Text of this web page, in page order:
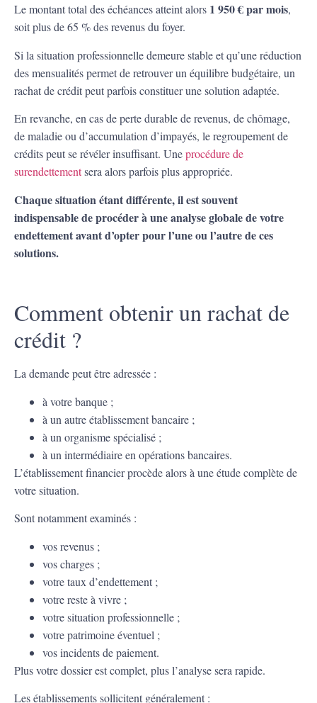
Le montant total des échéances atteint alors 1 950 € par mois,
soit plus de 65 % des revenus du foyer.
Si la situation professionnelle demeure stable et qu’une réduction
des mensualités permet de retrouver un équilibre budgétaire, un
rachat de crédit peut parfois constituer une solution adaptée.
En revanche, en cas de perte durable de revenus, de chômage,
de maladie ou d’accumulation d’impayés, le regroupement de
crédits peut se révéler insuffisant. Uneprocédure de
surendettementsera alors parfois plus appropriée.
Chaque situation étant différente, il est souvent
indispensable de procéder à une analyse globale de votre
endettement avant d’opter pour l’une ou l’autre de ces
solutions.
Comment obtenir un rachat de
crédit ?
La demande peut être adressée :
à votre banque ;
à un autre établissement bancaire ;
à un organisme spécialisé ;
à un intermédiaire en opérations bancaires.
L’établissement financier procède alors à une étude complète de
votre situation.
Sont notamment examinés :
vos revenus ;
vos charges ;
votre taux d’endettement ;
votre reste à vivre ;
votre situation professionnelle ;
votre patrimoine éventuel ;
vos incidents de paiement.
Plus votre dossier est complet, plus l’analyse sera rapide.
Les établissements sollicitent généralement :